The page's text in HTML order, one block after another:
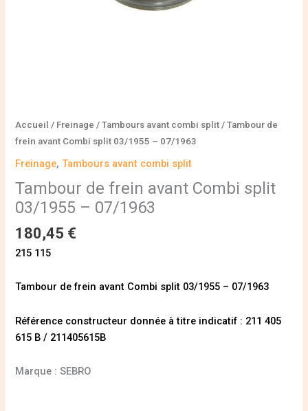
Accueil / Freinage /Tambours avant combi split / Tambour de
frein avant Combi split 03/1955 – 07/1963
Freinage,Tambours avant combi split
Tambour de frein avant Combi split
03/1955 – 07/1963
180,45 €
215 115
Tambour de frein avant Combi split 03/1955 – 07/1963
Référence constructeur donnée à titre indicatif : 211 405
615 B / 211405615B
Marque : SEBRO